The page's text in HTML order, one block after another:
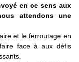
en ce sens aux
attendons une
et le ferroutage en
face à aux défis